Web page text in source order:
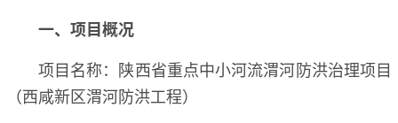
一、项目概况
项目名称：陕西省重点中小河流渭河防洪治理项目
（西咸新区渭河防洪工程）